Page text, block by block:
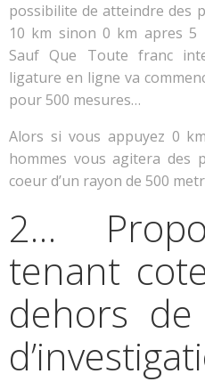
possibilite de atteindre des
10 km sinon 0 km apres 5
Sauf Que Toute franc
ligature en ligne va
pour 500 mesures…
Alors si vous appuyez 0
hommes vous agitera des
coeur d’un rayon de 500
2…
tenant
dehors